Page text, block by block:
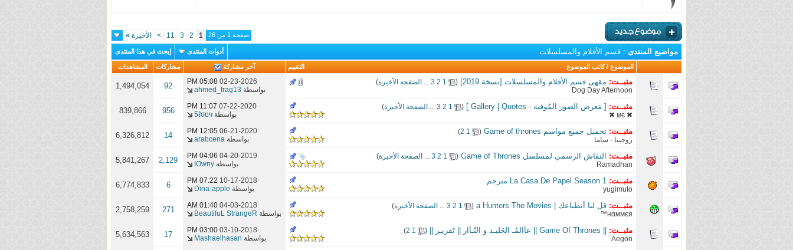
صفحة 1 من 26 1
2
3
11
> الأخيرة »
مواضيع المنتدى : قسم الأفلام والمسلسلات أدوات المنتدى إبحث في هذا المنتدى
التقييم الموضوع /كاتب الموضوع آخر مشاركة مشاركات المشاهدات
مثبــت: مقهى قسم الأفلام والمسلسلات [نسخة 2019] (
1
2
3
... الصفحة الأخيرة)
Dog Day Afternoon
02-23-2026
05:08 PM
بواسطة ahmed_frag13
92
1,494,054
مثبــت: [ مَعرض الصور المٌوفيه - Gallery | Quotes ] (
1
2
3
... الصفحة الأخيرة)
✖ мє ✖
07-22-2020
11:07 PM
بواسطة 5ℓσɒч
956
839,866
مثبــت: تحميل جميع مواسم Game of thrones (
1
2
)
روجينا - ساما
06-21-2020
12:05 PM
بواسطة arabcena
14
6,326,812
مثبــت: النقاش الرسمي لمسلسل Game of Thrones (
1
2
3
... الصفحة الأخيرة)
Ramadhan
04-20-2019
04:06 PM
بواسطة IOwny
2,129
5,841,267
مثبــت: La Casa De Papel Season 1 مترجم
yugimuto
10-17-2018
07:22 PM
بواسطة Dina-apple
6
6,774,833
مثبــت: قل لنا أنطباعك | a Hunters The Movies (
1
2
3
... الصفحة الأخيرة)
нαммєя™
04-03-2018
01:40 AM
بواسطة BeautifuL StrangeR
271
2,758,259
مثبــت: (
1
2
)
Aegon
03-10-2018
03:00 PM
بواسطة Mashaelhasan
17
5,634,563